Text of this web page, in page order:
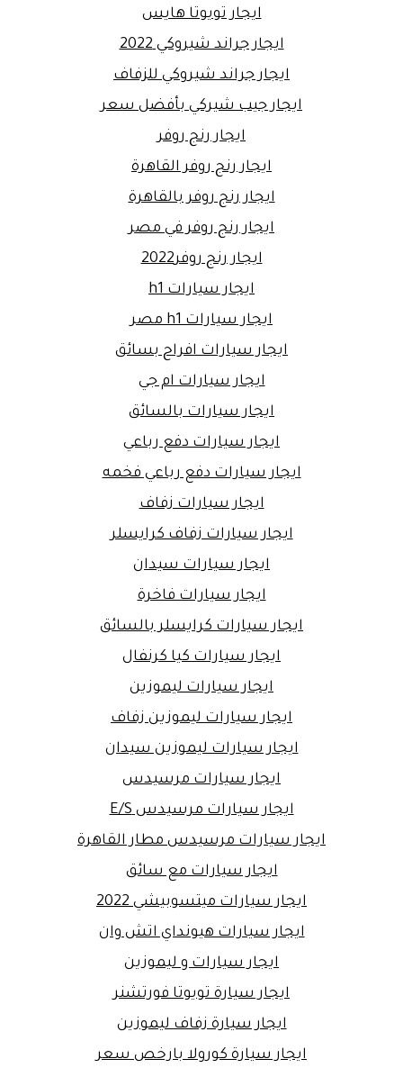
ايجار تويوتا هايس
ايجار جراند شيروكي 2022
ايجار جراند شيروكي للزفاف
ايجار جيب شيركي بأفضل سعر
ايجار رنج روفر
ايجار رنج روفر القاهرة
ايجار رنج روفر بالقاهرة
ايجار رنج روفر في مصر
ايجار رنج روفر2022
ايجار سيارات h1
ايجار سيارات h1 مصر
ايجار سيارات افراح بسائق
ايجار سيارات ام جي
ايجار سيارات بالسائق
ايجار سيارات دفع رباعي
ايجار سيارات دفع رباعي فخمه
ايجار سيارات زفاف
ايجار سيارات زفاف كرايسلر
ايجار سيارات سيدان
ايجار سيارات فاخرة
ايجار سيارات كرايسلر بالسائق
ايجار سيارات كيا كرنفال
ايجار سيارات ليموزين
ايجار سيارات ليموزين زفاف
ايجار سيارات ليموزين سيدان
ايجار سيارات مرسيدس
ايجار سيارات مرسيدس E/S
ايجار سيارات مرسيدس مطار القاهرة
ايجار سيارات مع سائق
ايجار سيارات ميتسوبيشي 2022
ايجار سيارات هيونداي اتش وان
ايجار سيارات و ليموزين
ايجار سيارة تويوتا فورتشنر
ايجار سيارة زفاف ليموزين
ايجار سيارة كورولا بارخص سعر